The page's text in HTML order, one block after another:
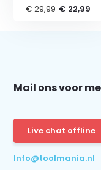
€ 29,99 € 22,99
Mail ons voor
Live chat offline
Info@toolmania.nl
Schrijf
*